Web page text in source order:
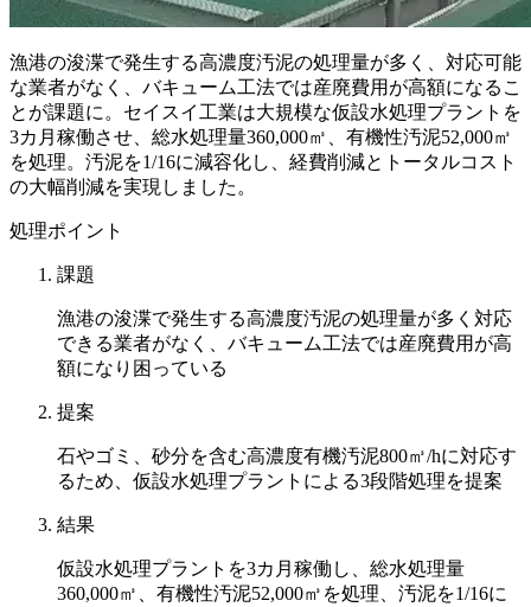
漁港の浚渫で発生する高濃度汚泥の処理量が多く、対応可能
な業者がなく、バキューム工法では産廃費用が高額になるこ
とが課題に。セイスイ工業は大規模な仮設水処理プラントを
3カ月稼働させ、総水処理量360,000㎥、有機性汚泥52,000㎥
を処理。汚泥を1/16に減容化し、経費削減とトータルコスト
の大幅削減を実現しました。
処理ポイント
課題
漁港の浚渫で発生する高濃度汚泥の処理量が多く対応
できる業者がなく、バキューム工法では産廃費用が高
額になり困っている
提案
石やゴミ、砂分を含む高濃度有機汚泥800㎥/hに対応す
るため、仮設水処理プラントによる3段階処理を提案
結果
仮設水処理プラントを3カ月稼働し、総水処理量
360,000㎥、有機性汚泥52,000㎥を処理、汚泥を1/16に